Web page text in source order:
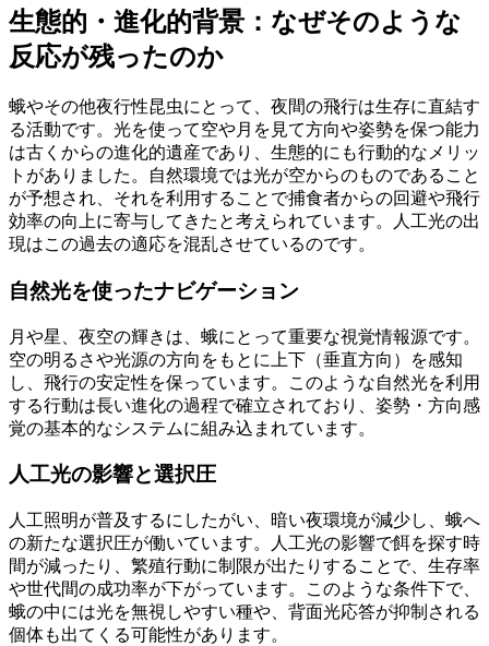
生態的・進化的背景：なぜそのような
反応が残ったのか
蛾やその他夜行性昆虫にとって、夜間の飛行は生存に直結す
る活動です。光を使って空や月を見て方向や姿勢を保つ能力
は古くからの進化的遺産であり、生態的にも行動的なメリッ
トがありました。自然環境では光が空からのものであること
が予想され、それを利用することで捕食者からの回避や飛行
効率の向上に寄与してきたと考えられています。人工光の出
現はこの過去の適応を混乱させているのです。
自然光を使ったナビゲーション
月や星、夜空の輝きは、蛾にとって重要な視覚情報源です。
空の明るさや光源の方向をもとに上下（垂直方向）を感知
し、飛行の安定性を保っています。このような自然光を利用
する行動は長い進化の過程で確立されており、姿勢・方向感
覚の基本的なシステムに組み込まれています。
人工光の影響と選択圧
人工照明が普及するにしたがい、暗い夜環境が減少し、蛾へ
の新たな選択圧が働いています。人工光の影響で餌を探す時
間が減ったり、繁殖行動に制限が出たりすることで、生存率
や世代間の成功率が下がっています。このような条件下で、
蛾の中には光を無視しやすい種や、背面光応答が抑制される
個体も出てくる可能性があります。